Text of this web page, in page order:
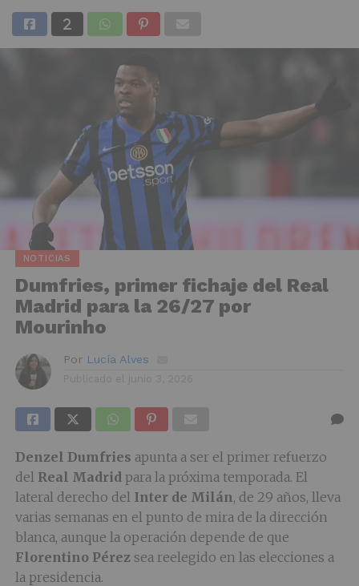
NOTICIAS
Dumfries, primer fichaje del Real
Madrid para la 26/27 por
Mourinho
Por Lucía Alves
Denzel Dumfries apunta a ser el primer refuerzo
del Real Madrid para la próxima temporada. El
lateral derecho del Inter de Milán, de 29 años, lleva
varias semanas en el punto de mira de la dirección
blanca, aunque la operación depende de que
Florentino Pérezsea reelegido en las elecciones a
la presidencia.